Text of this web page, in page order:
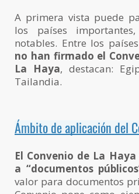
A primera vista puede
los países
notables. Entre los
no han firmado el
La Haya, destacan:
Tailandia​​.
Ámbito de aplicación del
El Convenio de La
a “documentos
valor para documentos